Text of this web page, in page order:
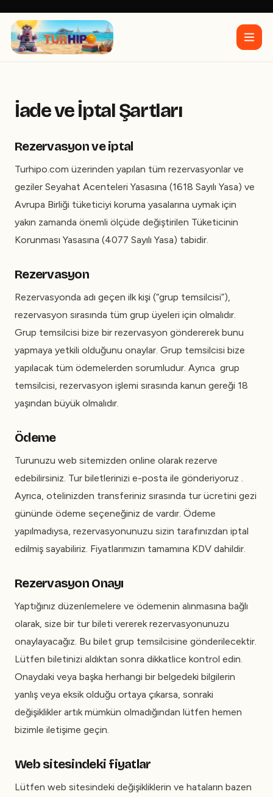
İade ve İptal Şartları
Rezervasyon ve iptal
Turhipo.com üzerinden yapılan tüm rezervasyonlar ve
geziler Seyahat Acenteleri Yasasına (1618 Sayılı Yasa) ve
Avrupa Birliği tüketiciyi koruma yasalarına uymak için
yakın zamanda önemli ölçüde değiştirilen Tüketicinin
Korunması Yasasına (4077 Sayılı Yasa) tabidir.
Rezervasyon
Rezervasyonda adı geçen ilk kişi (“grup temsilcisi”),
rezervasyon sırasında tüm grup üyeleri için olmalıdır.
Grup temsilcisi bize bir rezervasyon göndererek bunu
yapmaya yetkili olduğunu onaylar. Grup temsilcisi bize
yapılacak tüm ödemelerden sorumludur. Ayrıca grup
temsilcisi, rezervasyon işlemi sırasında kanun gereği 18
yaşından büyük olmalıdır.
Ödeme
Turunuzu web sitemizden online olarak rezerve
edebilirsiniz. Tur biletlerinizi e-posta ile gönderiyoruz .
Ayrıca, otelinizden transferiniz sırasında tur ücretini gezi
gününde ödeme seçeneğiniz de vardır. Ödeme
yapılmadıysa, rezervasyonunuzu sizin tarafınızdan iptal
edilmiş sayabiliriz. Fiyatlarımızın tamamına KDV dahildir.
Rezervasyon Onayı
Yaptığınız düzenlemelere ve ödemenin alınmasına bağlı
olarak, size bir tur bileti vererek rezervasyonunuzu
onaylayacağız. Bu bilet grup temsilcisine gönderilecektir.
Lütfen biletinizi aldıktan sonra dikkatlice kontrol edin.
Onaydaki veya başka herhangi bir belgedeki bilgilerin
yanlış veya eksik olduğu ortaya çıkarsa, sonraki
değişiklikler artık mümkün olmadığından lütfen hemen
bizimle iletişime geçin.
Web sitesindeki fiyatlar
Lütfen web sitesindeki değişikliklerin ve hataların bazen